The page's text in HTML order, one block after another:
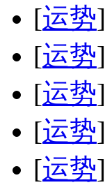
[运势]
[运势]
[运势]
[运势]
[运势]